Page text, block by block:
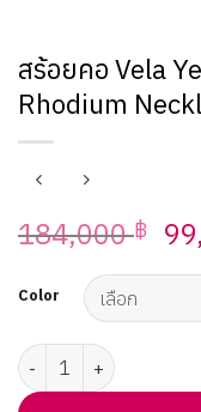
สร้อยคอ Vela
Rhodium
184,000฿
Color
จำนวน สร้อยคอ Vela